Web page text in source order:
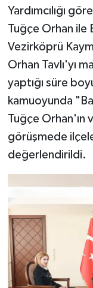
Yardımcılığı
Tuğçe Orhan ile
Vezirköprü
Orhan Tavlı'yı
yaptığı süre
kamuoyunda
Tuğçe Orhan'ın
görüşmede
değerlendirildi.